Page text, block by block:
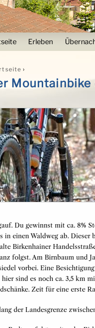
Erleben
sind hier
›
Du gewinnst mit ca. 8%
in einen Waldweg ab. Dieser
Birkenhainer
folgst. Am Birnbaum und
vorbei. Eine
hier sind es noch ca. 3,5 km
Zeit für eine erste
der Landesgrenze